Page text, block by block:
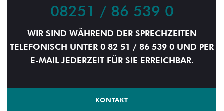
08251 / 86 539 0
WIR SIND WÄHREND DER SPRECHZEITEN
TELEFONISCH UNTER 0 82 51 / 86 539 0 UND PER
E-MAIL JEDERZEIT FÜR SIE ERREICHBAR.
KONTAKT